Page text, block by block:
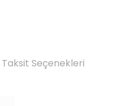
Taksit Seçenekleri